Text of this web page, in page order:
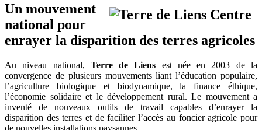
Un mouvement
national pour
enrayer la disparition des terres agricoles
Au niveau national, Terre de Liens est née en 2003 de la
convergence de plusieurs mouvements liant l’éducation populaire,
l’agriculture biologique et biodynamique, la finance éthique,
l’économie solidaire et le développement rural. Le mouvement a
inventé de nouveaux outils de travail capables d’enrayer la
disparition des terres et de faciliter l’accès au foncier agricole pour
de nouvelles installations paysannes.